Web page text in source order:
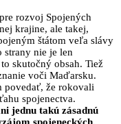
rozvoj Spojených
krajine, ale takej,
štátom veľa slávy
nie je len
skutočný obsah. Tiež
voči Maďarsku.
povedať, že rokovali
spojenectva.
jednu takú zásadnú
spojeneckých,